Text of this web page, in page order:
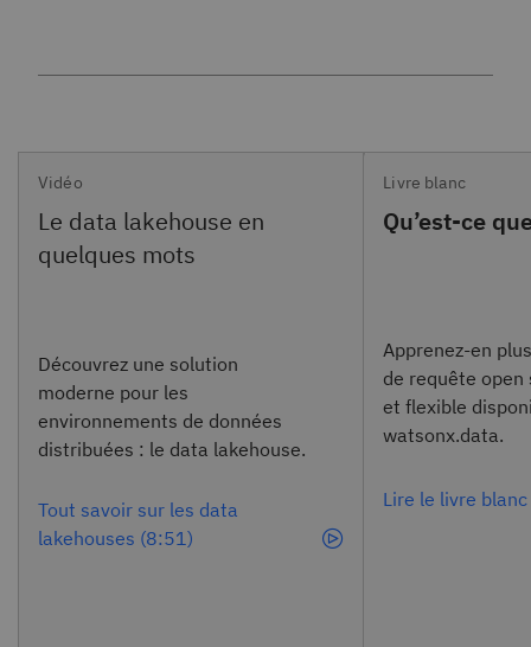
Vidéo
Découvrez une solution
moderne pour les
environnements de données
distribuées : le data lakehouse.
Tout savoir sur les data
lakehouses (8:51)
Livre blanc
Qu’est-ce
Apprenez-en
de requête open
et flexible
watsonx.data.
Lire le livre blanc